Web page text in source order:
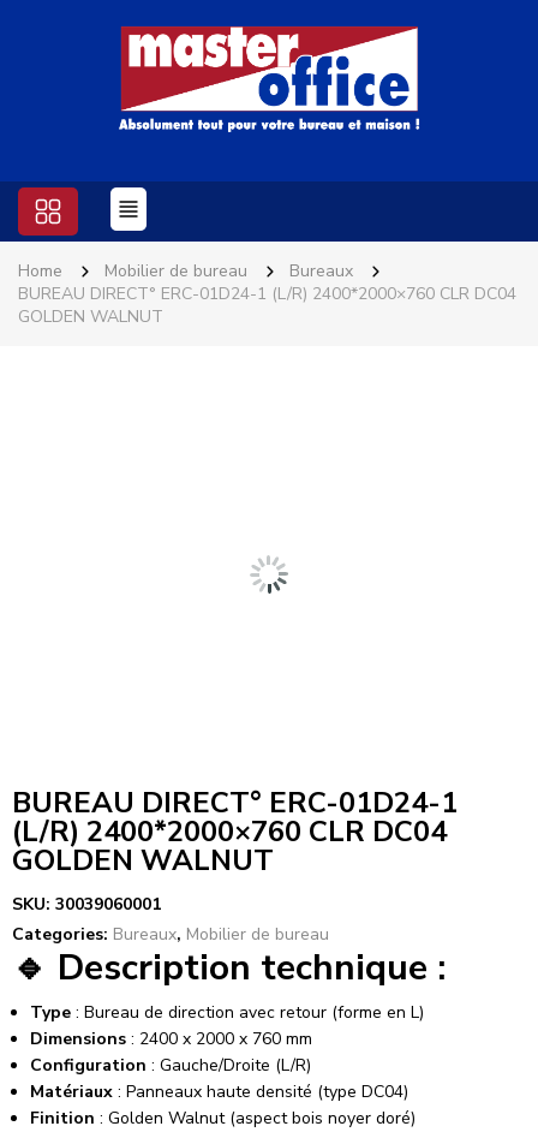
Home Mobilier de bureau
Bureaux
BUREAU DIRECT° ERC-01D24-1 (L/R) 2400*2000×760 CLR DC04
GOLDEN WALNUT
BUREAU DIRECT° ERC-01D24-1
(L/R) 2400*2000×760 CLR DC04
GOLDEN WALNUT
SKU: 30039060001
Categories: Bureaux, Mobilier de bureau
🔹 Description technique :
Type : Bureau de direction avec retour (forme en L)
Dimensions : 2400 x 2000 x 760 mm
Configuration : Gauche/Droite (L/R)
Matériaux : Panneaux haute densité (type DC04)
Finition : Golden Walnut (aspect bois noyer doré)